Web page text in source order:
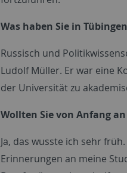
Was haben Sie in
Russisch und
Ludolf Müller. Er war eine
der Universität zu
Wollten Sie von Anfang
Ja, das wusste ich sehr
Erinnerungen an meine